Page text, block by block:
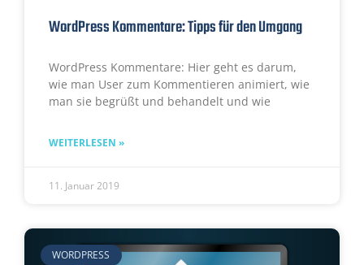
WordPress Kommentare: Tipps für den Umgang
WordPress Kommentare: Hier geht es darum,
wie man User zum Kommentieren animiert, wie
man sie begrüßt und behandelt und wie
WEITERLESEN »
11. Januar 2019
WORDPRESS